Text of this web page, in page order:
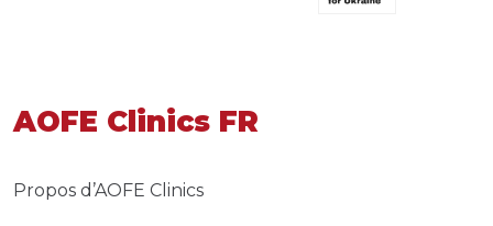
AOFE Clinics FR
Propos d’AOFE Clinics